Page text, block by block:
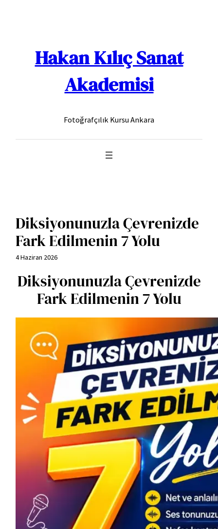
Hakan Kılıç Sanat
Akademisi
Fotoğrafçılık Kursu Ankara
Diksiyonunuzla Çevrenizde
Fark Edilmenin 7 Yolu
4 Haziran 2026
Diksiyonunuzla Çevrenizde
Fark Edilmenin 7 Yolu